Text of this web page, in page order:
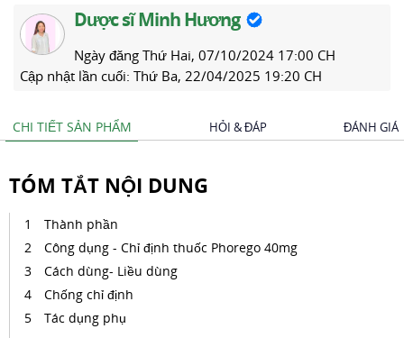
Dược sĩ Minh Hương
Ngày đăng Thứ Hai, 07/10/2024 17:00 CH
Cập nhật lần cuối: Thứ Ba, 22/04/2025 19:20 CH
CHI TIẾT SẢN PHẨM HỎI & ĐÁP ĐÁNH GIÁ
TÓM TẮT NỘI DUNG
Thành phần
Công dụng - Chỉ định thuốc Phorego 40mg
Cách dùng- Liều dùng
Chống chỉ định
Tác dụng phụ